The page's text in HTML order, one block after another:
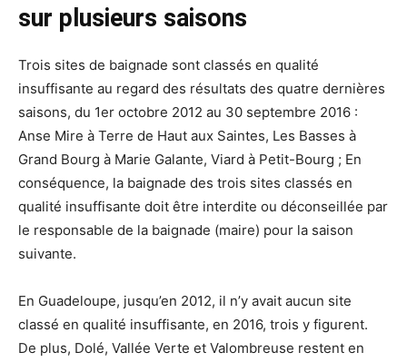
sur plusieurs saisons
Trois sites de baignade sont classés en qualité
insuffisante au regard des résultats des quatre dernières
saisons, du 1er octobre 2012 au 30 septembre 2016 :
Anse Mire à Terre de Haut aux Saintes, Les Basses à
Grand Bourg à Marie Galante, Viard à Petit-Bourg ; En
conséquence, la baignade des trois sites classés en
qualité insuffisante doit être interdite ou déconseillée par
le responsable de la baignade (maire) pour la saison
suivante.
En Guadeloupe, jusqu’en 2012, il n’y avait aucun site
classé en qualité insuffisante, en 2016, trois y figurent.
De plus, Dolé, Vallée Verte et Valombreuse restent en